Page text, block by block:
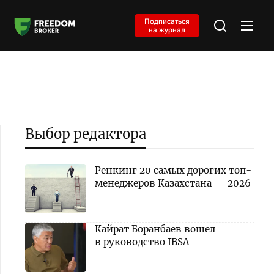
Подписаться
на журнал
Выбор редактора
Ренкинг 20 самых дорогих топ-
менеджеров Казахстана — 2026
Кайрат Боранбаев вошел
в руководство IBSA